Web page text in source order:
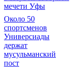
мечети Уфы
Около 50
спортсменов
Универсиады
держат
мусульманский
пост